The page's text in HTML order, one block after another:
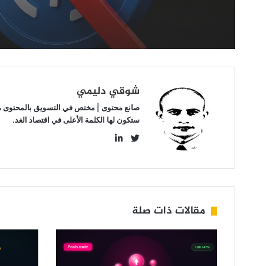
شوقي دليمي
صانع محتوى | مختص في التسويق بالمحتوى
ستكون لها الكلمة الأعلى في اقتصاد الغد.
مقالات ذات صلة